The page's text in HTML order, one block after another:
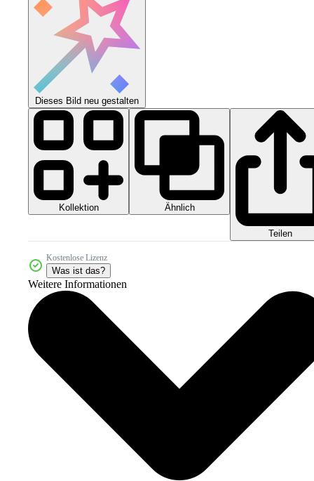
Dieses Bild neu gestalten
Kollektion Ähnlich
Teilen
Kostenlose Lizenz
Was ist das?
Weitere Informationen